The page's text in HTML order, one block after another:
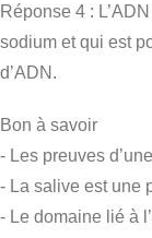
Réponse 4 :
sodium et qui est
d’ADN.
Bon à savoir
- Les preuves
- La salive est une
- Le domaine lié à